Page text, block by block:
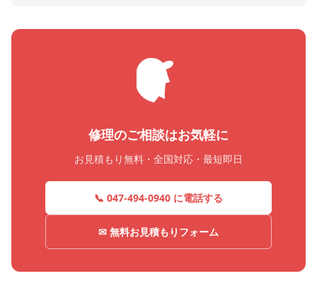
修理のご相談はお気軽に
お見積もり無料・全国対応・最短即日
📞 047-494-0940 に電話する
✉ 無料お見積もりフォーム